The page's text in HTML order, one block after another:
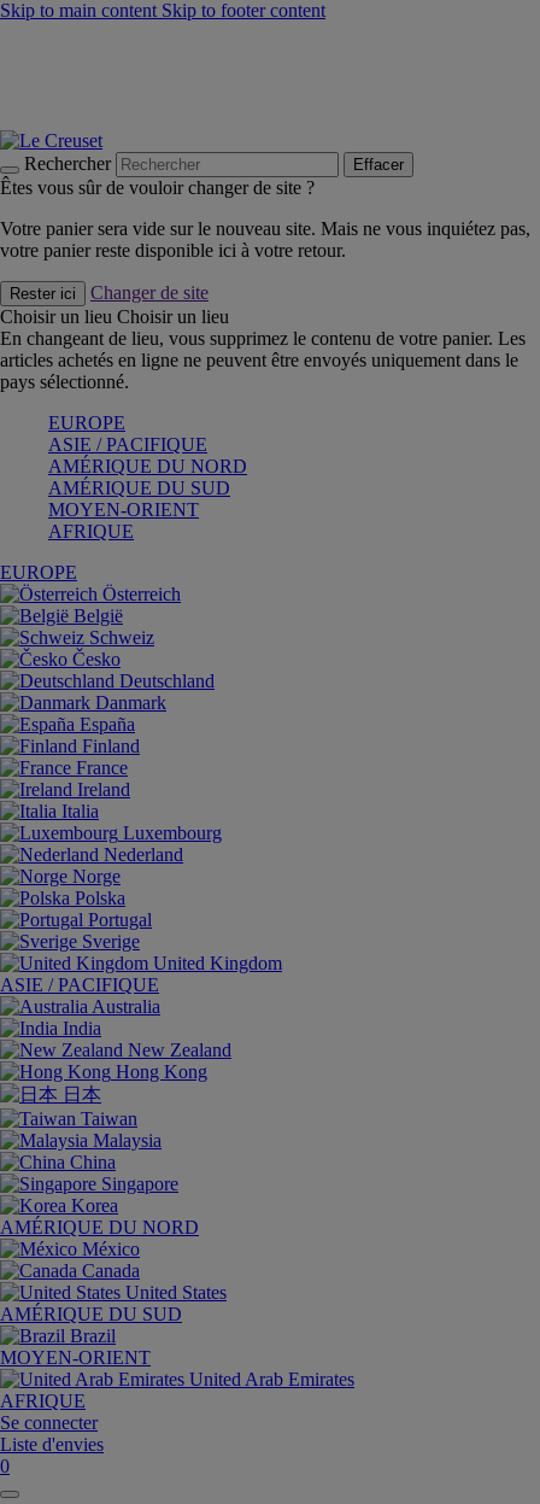
Skip to main content Skip to footer content
Rechercher Effacer
Êtes vous sûr de vouloir changer de site ?
Votre panier sera vide sur le nouveau site. Mais ne vous inquiétez pas,
votre panier reste disponible ici à votre retour.
Rester ici
Changer de site
Choisir un lieu Choisir un lieu
En changeant de lieu, vous supprimez le contenu de votre panier. Les
articles achetés en ligne ne peuvent être envoyés uniquement dans le
pays sélectionné.
EUROPE
ASIE / PACIFIQUE
AMÉRIQUE DU NORD
AMÉRIQUE DU SUD
MOYEN-ORIENT
AFRIQUE
EUROPE
Österreich
België
Schweiz
Česko
Deutschland
Danmark
España
Finland
France
Ireland
Italia
Luxembourg
Nederland
Norge
Polska
Portugal
Sverige
United Kingdom
ASIE / PACIFIQUE
Australia
India
New Zealand
Hong Kong
日本
Taiwan
Malaysia
China
Singapore
Korea
AMÉRIQUE DU NORD
México
Canada
United States
AMÉRIQUE DU SUD
Brazil
MOYEN-ORIENT
United Arab Emirates
AFRIQUE
Se connecter
Liste d'envies
0